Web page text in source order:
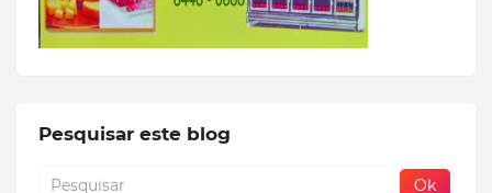
Pesquisar este blog